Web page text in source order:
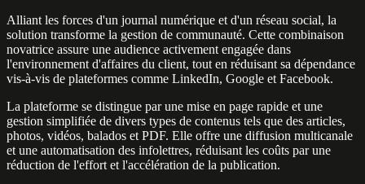
Alliant les forces d'un journal numérique et d'un réseau social, la
solution transforme la gestion de communauté. Cette combinaison
novatrice assure une audience activement engagée dans
l'environnement d'affaires du client, tout en réduisant sa dépendance
vis-à-vis de plateformes comme LinkedIn, Google et Facebook.
La plateforme se distingue par une mise en page rapide et une
gestion simplifiée de divers types de contenus tels que des articles,
photos, vidéos, balados et PDF. Elle offre une diffusion multicanale
et une automatisation des infolettres, réduisant les coûts par une
réduction de l'effort et l'accélération de la publication.